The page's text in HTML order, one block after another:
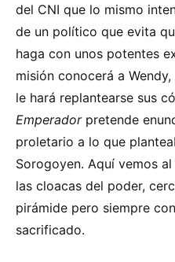
del CNI que lo mismo
de un político que evita
haga con unos potentes
misión conocerá a
le hará replantearse sus
Emperador pretende
proletario a lo que
Sorogoyen. Aquí vemos
las cloacas del poder,
pirámide pero siempre
sacrificado.